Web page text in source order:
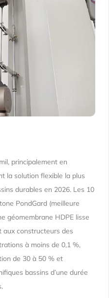
principalement en
la solution flexible la plus
durables en 2026. Les 10
PondGard (meilleure
géomembrane HDPE lisse
constructeurs des
à moins de 0,1 %,
de 30 à 50 % et
bassins d’une durée